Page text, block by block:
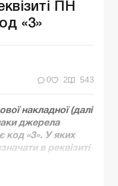
ПН
«3»
0 2 543
накладної (далі
джерела
код «3». У яких
в реквізиті